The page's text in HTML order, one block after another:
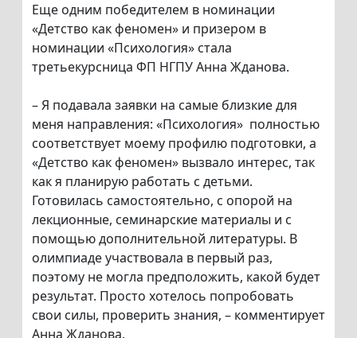
Еще одним победителем в номинации
«Детство как феномен» и призером в
номинации «Психология» стала
третьекурсница ФП НГПУ Анна Жданова.
– Я подавала заявки на самые близкие для
меня направления: «Психология» полностью
соответствует моему профилю подготовки, а
«Детство как феномен» вызвало интерес, так
как я планирую работать с детьми.
Готовилась самостоятельно, с опорой на
лекционные, семинарские материалы и с
помощью дополнительной литературы. В
олимпиаде участвовала в первый раз,
поэтому не могла предположить, какой будет
результат. Просто хотелось попробовать
свои силы, проверить знания, – комментирует
Анна Жданова.